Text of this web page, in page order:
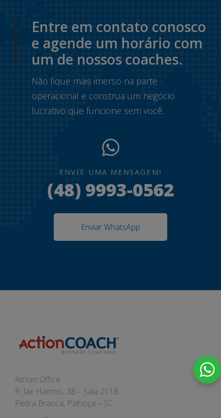
Entre em contato conosco
e agende um horário com
um de nossos coaches.
Não fique mais imerso na parte
operacional e construa um negócio
lucrativo que funcione sem você.
ENVIE UMA MENSAGEM!
(48) 9993-0562
Enviar WhatsApp
Atrium Office
R. Jair Hamms, 38 – Sala 211B
Pedra Branca, Palhoça – SC